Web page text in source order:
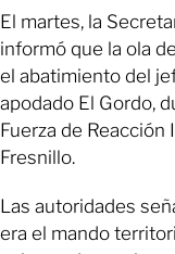
El martes, la
informó que la ola
el abatimiento del
apodado El Gordo,
Fuerza de Reacción
Fresnillo.
Las autoridades
era el mando